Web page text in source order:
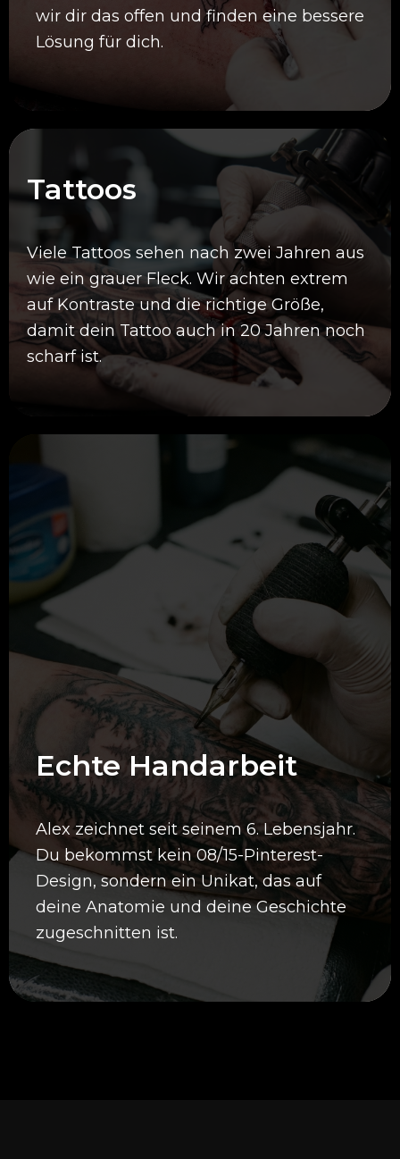
wir dir das offen und finden eine bessere
Lösung für dich.
Tattoos
Viele Tattoos sehen nach zwei Jahren aus
wie ein grauer Fleck. Wir achten extrem
auf Kontraste und die richtige Größe,
damit dein Tattoo auch in 20 Jahren noch
scharf ist.
Echte Handarbeit
Alex zeichnet seit seinem 6. Lebensjahr.
Du bekommst kein 08/15-Pinterest-
Design, sondern ein Unikat, das auf
deine Anatomie und deine Geschichte
zugeschnitten ist.